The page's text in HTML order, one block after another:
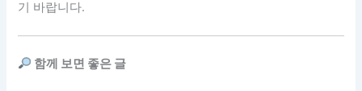
기 바랍니다.
함께 보면 좋은 글